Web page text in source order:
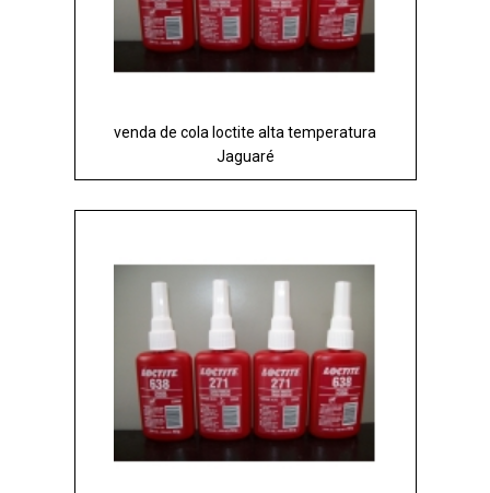
venda de cola loctite alta temperatura
Jaguaré